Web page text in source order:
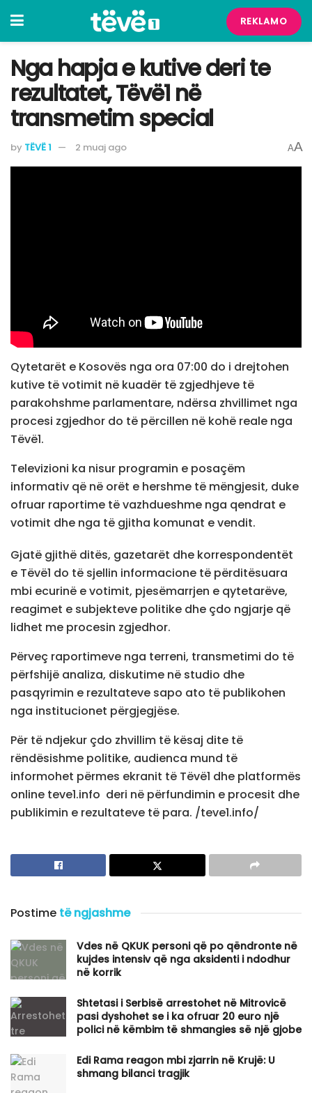
REKLAMO
Nga hapja e kutive deri te
rezultatet, Tëvë1 në
transmetim special
by TËVË 1 2 muaj ago AA
Qytetarët e Kosovës nga ora 07:00 do i drejtohen
kutive të votimit në kuadër të zgjedhjeve të
parakohshme parlamentare, ndërsa zhvillimet nga
procesi zgjedhor do të përcillen në kohë reale nga
Tëvë1.
Televizioni ka nisur programin e posaçëm
informativ që në orët e hershme të mëngjesit, duke
ofruar raportime të vazhdueshme nga qendrat e
votimit dhe nga të gjitha komunat e vendit.
Gjatë gjithë ditës, gazetarët dhe korrespondentët
e Tëvë1 do të sjellin informacione të përditësuara
mbi ecurinë e votimit, pjesëmarrjen e qytetarëve,
reagimet e subjekteve politike dhe çdo ngjarje që
lidhet me procesin zgjedhor.
Përveç raportimeve nga terreni, transmetimi do të
përfshijë analiza, diskutime në studio dhe
pasqyrimin e rezultateve sapo ato të publikohen
nga institucionet përgjegjëse.
Për të ndjekur çdo zhvillim të kësaj dite të
rëndësishme politike, audienca mund të
informohet përmes ekranit të Tëvë1 dhe platformës
online teve1.info deri në përfundimin e procesit dhe
publikimin e rezultateve të para. /teve1.info/
Postime të ngjashme
Vdes në QKUK personi që po qëndronte në
kujdes intensiv që nga aksidenti i ndodhur
në korrik
Shtetasi i Serbisë arrestohet në Mitrovicë
pasi dyshohet se i ka ofruar 20 euro një
polici në këmbim të shmangies së një gjobe
Edi Rama reagon mbi zjarrin në Krujë: U
shmang bilanci tragjik